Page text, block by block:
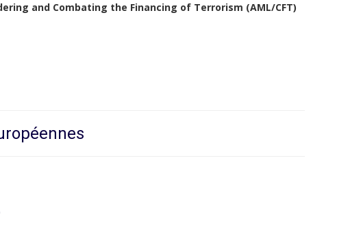
and Combating the Financing of Terrorism (AML/CFT)